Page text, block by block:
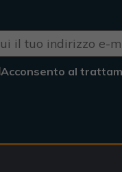
Acconsento al